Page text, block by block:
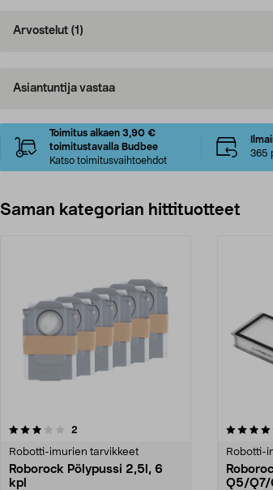
Arvostelut (1)
Asiantuntija vastaa
Toimitus alkaen 3,90 €
toimitustavalla Budbee
Katso toimitusvaihtoehdot
365
Saman kategorian hittituotteet
2
Robotti-imurien tarvikkeet
Roborock Pölypussi 2,5l, 6
kpl
4.5 viidestä
Robotti-
Q5/Q7/